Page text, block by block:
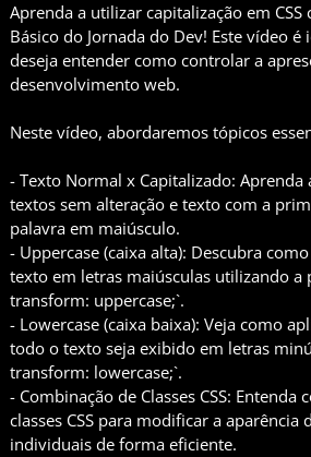
Aprenda a utilizar capitalização em CSS
Básico do Jornada do Dev! Este vídeo é
deseja entender como controlar a
desenvolvimento web.
Neste vídeo, abordaremos tópicos
- Texto Normal x Capitalizado: Aprenda
textos sem alteração e texto com a
palavra em maiúsculo.
- Uppercase (caixa alta): Descubra
texto em letras maiúsculas utilizando a
transform: uppercase;`.
- Lowercase (caixa baixa): Veja como
todo o texto seja exibido em letras
transform: lowercase;`.
- Combinação de Classes CSS:
classes CSS para modificar a aparência
individuais de forma eficiente.